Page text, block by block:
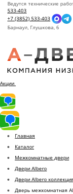
Ведутся технические
533-403
+7 (3852) 533-403
Барнаул, Глушкова, 6
Акции
Главная
Каталог
Межкомнатные двери
Двери Albero
Двери Albero
Дверь межкомнатная